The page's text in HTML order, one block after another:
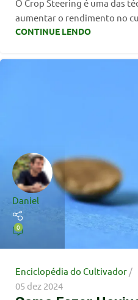
O Crop Steering é uma das
aumentar o rendimento no
CONTINUE LENDO
Daniel
0
Enciclopédia do Cultivador
05 dez 2024